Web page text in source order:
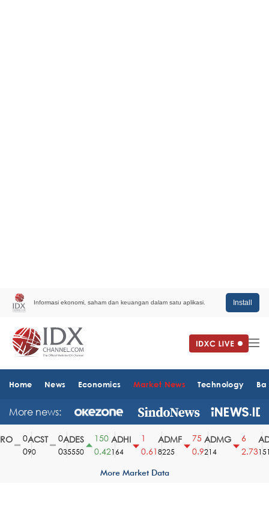
Informasi ekonomi, saham dan keuangan dalam satu aplikasi. Install
Home News Economics Market News Technology
More news:
ACST
90
ADES
35550
150
0.42
ADHI
164
0.61
ADMF
8225
75
0.9
ADMG
214
2.731510
More Market Data